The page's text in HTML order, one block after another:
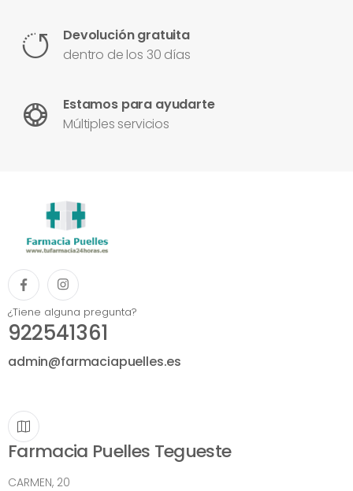
Devolución gratuita
dentro de los 30 días
Estamos para ayudarte
Múltiples servicios
¿Tiene alguna pregunta?
922541361
admin@farmaciapuelles.es
Farmacia Puelles Tegueste
CARMEN, 20